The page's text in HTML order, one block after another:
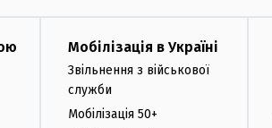
Мобілізація в Україні
Звільнення з військової
служби
Мобілізація 50+